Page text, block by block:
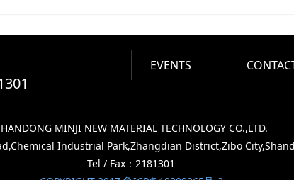
EVENTS
MINJI NEW MATERIAL TECHNOLOGY CO.,LTD.
Industrial Park,Zhangdian District,Zibo
Tel / Fax：2181301